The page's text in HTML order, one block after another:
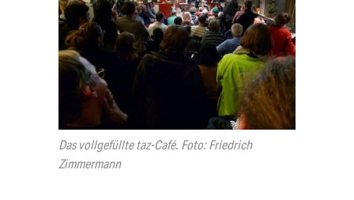
Das vollgefüllte taz-Café. Foto: Friedrich
Zimmermann